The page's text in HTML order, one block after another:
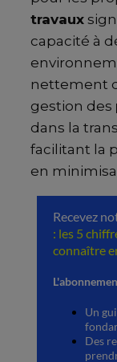
travaux
capacité à
nettement
gestion des
dans la
facilitant la
en